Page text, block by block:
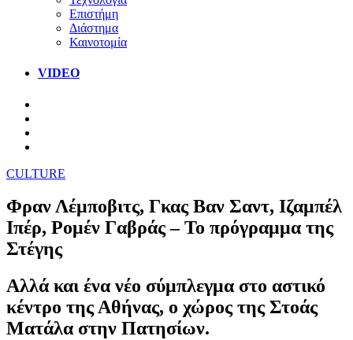
Επιστήμη
Διάστημα
Καινοτομία
VIDEO
CULTURE
Φραν Λέμποβιτς, Γκας Βαν Σαντ, Ιζαμπέλ
Ιπέρ, Ρομέν Γαβράς – Το πρόγραμμα της
Στέγης
Αλλά και ένα νέο σύμπλεγμα στο αστικό
κέντρο της Αθήνας, o χώρος της Στοάς
Ματάλα στην Πατησίων.